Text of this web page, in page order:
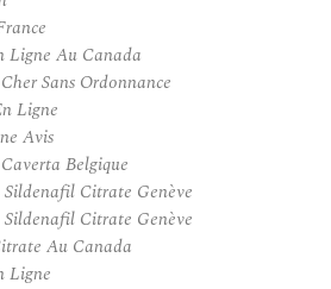
Ligne Au Canada
Sans Ordonnance
Ligne
Avis
Belgique
Citrate Genève
Citrate Genève
Au Canada
Ligne